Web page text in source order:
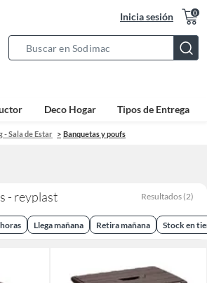
Inicia sesión 0
Bar
Deco Hogar Tipos de Entrega
- Sala de Estar Banquetas y poufs
- reyplast Resultados (2)
Llega mañana Retira mañana Stock en